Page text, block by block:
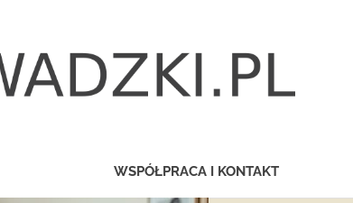
WSPÓŁPRACA I KONTAKT